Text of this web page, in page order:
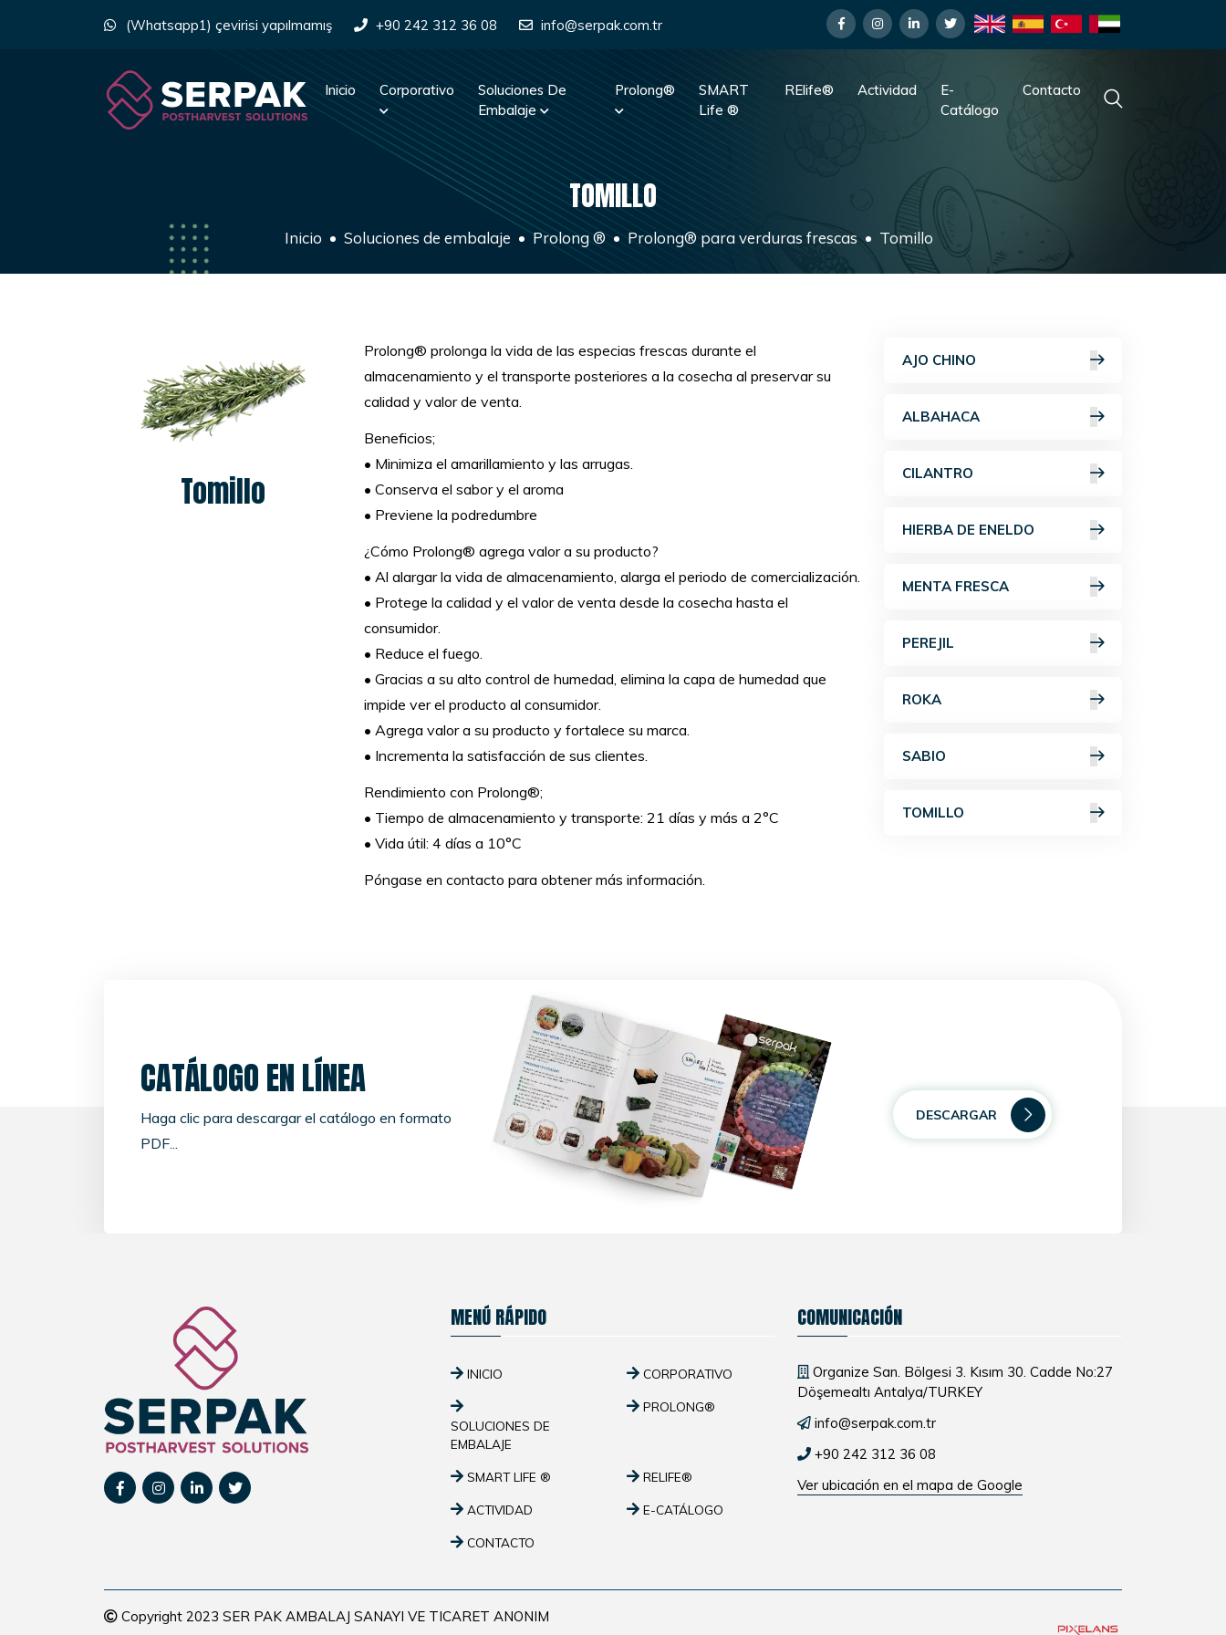
(Whatsapp1) çevirisi yapılmamış +90 242 312 36 08 info@serpak.com.tr
Inicio Corporativo
Soluciones De
Embalaje
Prolong®
SMART
Life ®
RElife® Actividad
E-
Catálogo
Contacto
TOMILLO
Inicio Soluciones de embalaje Prolong ® Prolong® para verduras frescas Tomillo
Tomillo
Prolong® prolonga la vida de las especias frescas durante el
almacenamiento y el transporte posteriores a la cosecha al preservar su
calidad y valor de venta.
Beneficios;
• Minimiza el amarillamiento y las arrugas.
• Conserva el sabor y el aroma
• Previene la podredumbre
¿Cómo Prolong® agrega valor a su producto?
• Al alargar la vida de almacenamiento, alarga el periodo de comercialización.
• Protege la calidad y el valor de venta desde la cosecha hasta el
consumidor.
• Reduce el fuego.
• Gracias a su alto control de humedad, elimina la capa de humedad que
impide ver el producto al consumidor.
• Agrega valor a su producto y fortalece su marca.
• Incrementa la satisfacción de sus clientes.
Rendimiento con Prolong®;
• Tiempo de almacenamiento y transporte: 21 días y más a 2°C
• Vida útil: 4 días a 10°C
Póngase en contacto para obtener más información.
AJO CHINO
ALBAHACA
CILANTRO
HIERBA DE ENELDO
MENTA FRESCA
PEREJIL
ROKA
SABIO
TOMILLO
CATÁLOGO EN LÍNEA
Haga clic para descargar el catálogo en formato
PDF...
DESCARGAR
MENÚ RÁPIDO
INICIO CORPORATIVO
SOLUCIONES DE
EMBALAJE
PROLONG®
SMART LIFE ® RELIFE®
ACTIVIDAD E-CATÁLOGO
CONTACTO
COMUNICACIÓN
Organize San. Bölgesi 3. Kısım 30. Cadde No:27
Döşemealtı Antalya/TURKEY
info@serpak.com.tr
+90 242 312 36 08
Ver ubicación en el mapa de Google
Copyright 2023 SER PAK AMBALAJ SANAYI VE TICARET ANONIM